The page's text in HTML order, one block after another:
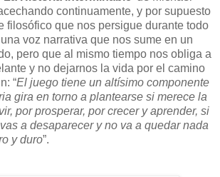
continuamente, y por supuesto
filosófico que nos persigue durante todo
voz narrativa que nos sume en un
pero que al mismo tiempo nos obliga a
y no dejarnos la vida por el camino
“El juego tiene un altísimo componente
gira en torno a plantearse si merece la
por prosperar, por crecer y aprender, si
a desaparecer y no va a quedar nada
y duro”.